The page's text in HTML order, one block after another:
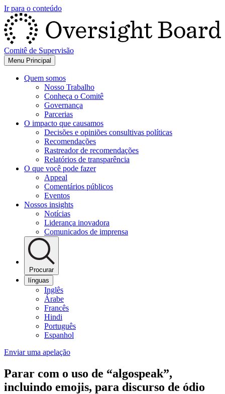
Ir para o conteúdo
Comitê de Supervisão
Menu Principal
Quem somos
Nosso Trabalho
Conheça o Comitê
Governança
Parcerias
O impacto que causamos
Decisões e opiniões consultivas políticas
Recomendações
Rastreador de recomendações
Relatórios de transparência
O que você pode fazer
Appeal
Comentários públicos
Eventos
Nossos insights
Notícias
Liderança inovadora
Comunicados de imprensa
Procurar
línguas
Inglês
Árabe
Francês
Hindi
Português
Espanhol
Enviar uma apelação
Parar com o uso de “algospeak”,
incluindo emojis, para discurso de ódio